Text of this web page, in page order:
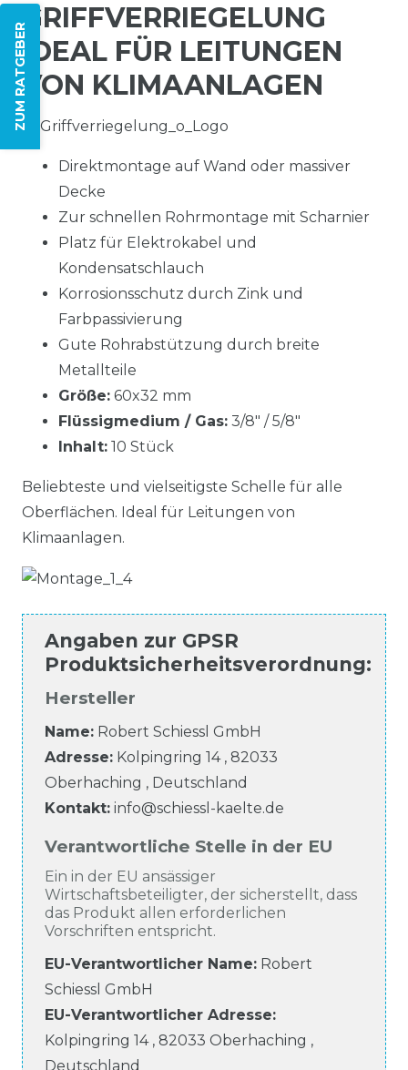
ZUM RATGEBER
GRIFFVERRIEGELUNG
IDEAL FÜR LEITUNGEN
VON KLIMAANLAGEN
Direktmontage auf Wand oder massiver
Decke
Zur schnellen Rohrmontage mit Scharnier
Platz für Elektrokabel und
Kondensatschlauch
Korrosionsschutz durch Zink und
Farbpassivierung
Gute Rohrabstützung durch breite
Metallteile
Größe: 60x32 mm
Flüssigmedium / Gas: 3/8" / 5/8"
Inhalt: 10 Stück
Beliebteste und vielseitigste Schelle für alle
Oberflächen. Ideal für Leitungen von
Klimaanlagen.
Angaben zur GPSR
Produktsicherheitsverordnung:
Hersteller
Name: Robert Schiessl GmbH
Adresse: Kolpingring 14, 82033
Oberhaching , Deutschland
Kontakt: info@schiessl-kaelte.de
Verantwortliche Stelle in der EU
Ein in der EU ansässiger
Wirtschaftsbeteiligter, der sicherstellt, dass
das Produkt allen erforderlichen
Vorschriften entspricht.
EU-Verantwortlicher Name: Robert
Schiessl GmbH
EU-Verantwortlicher Adresse:
Kolpingring 14, 82033 Oberhaching ,
Deutschland